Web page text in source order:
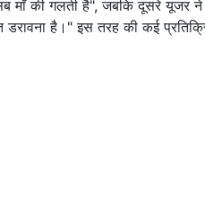
माँ की गलती है", जबकि दूसरे यूजर
है।" इस तरह की कई